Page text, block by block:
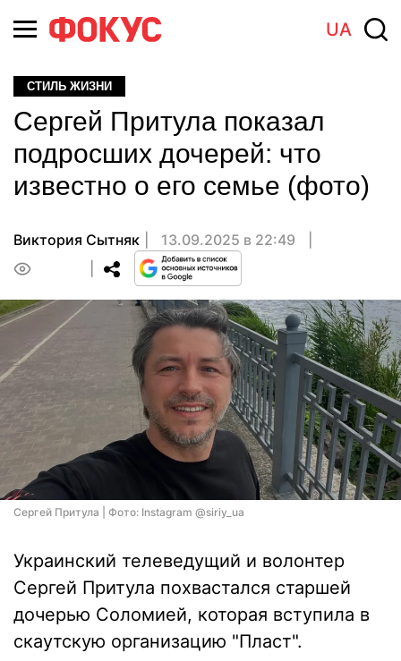
UA
СТИЛЬ ЖИЗНИ
Сергей Притула показал
подросших дочерей: что
известно о его семье (фото)
Виктория Сытняк
13.09.2025 в 22:49
Сергей Притула | Фото: Instagram @siriy_ua
Украинский телеведущий и волонтер
Сергей Притула похвастался старшей
дочерью Соломией, которая вступила в
скаутскую организацию "Пласт".